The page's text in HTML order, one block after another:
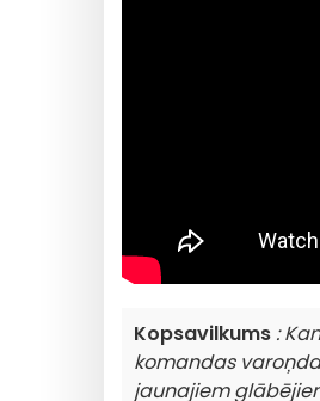
Kopsavilkums :
komandas
jaunajiem